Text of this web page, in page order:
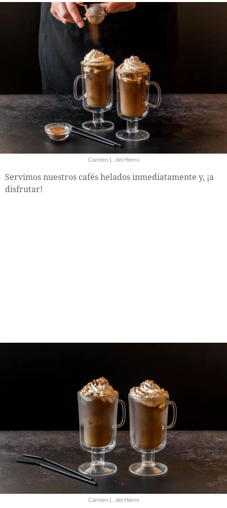
Carmen L. del Hierro
Servimos nuestros cafés helados inmediatamente y, ¡a
disfrutar!
Carmen L. del Hierro